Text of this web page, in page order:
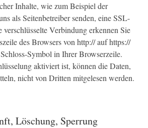
Inhalte, wie zum Beispiel der
als Seitenbetreiber senden, eine SSL-
verschlüsselte Verbindung erkennen Sie
des Browsers von http://aufhttps://
Symbol in Ihrer Browserzeile.
aktiviert ist, können die Daten,
nicht von Dritten mitgelesen werden.
Löschung, Sperrung